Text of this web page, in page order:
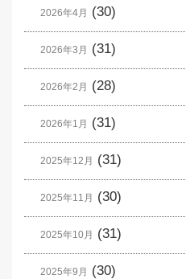
2026年4月 (30)
2026年3月 (31)
2026年2月 (28)
2026年1月 (31)
2025年12月 (31)
2025年11月 (30)
2025年10月 (31)
2025年9月 (30)